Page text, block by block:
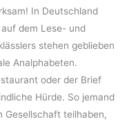
In Deutschland
dem Lese- und
stehen geblieben
Analphabeten.
oder der Brief
Hürde. So jemand
Gesellschaft teilhaben,